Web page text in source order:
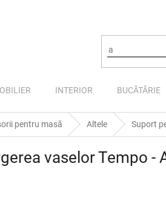
INTERIOR BUCĂTĂRIE
pentru masă Altele Suport
vaselor Tempo -